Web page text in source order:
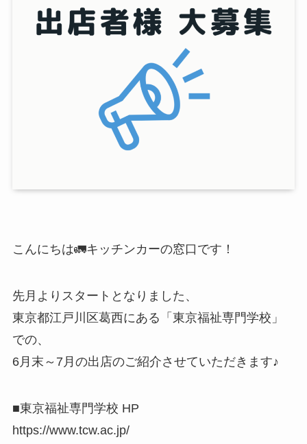
こんにちは🚛キッチンカーの窓口です！
先月よりスタートとなりました、
東京都江戸川区葛西にある「東京福祉専門学校」
での、
6月末～7月の出店のご紹介させていただきます♪
■東京福祉専門学校 HP
https://www.tcw.ac.jp/